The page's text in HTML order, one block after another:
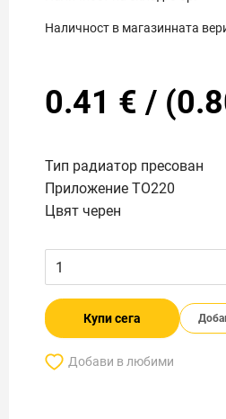
Наличност в магазинната
0.41 € / (
Тип радиатор пресован
Приложение TO220
Цвят черен
Купи сега
Добави в любими